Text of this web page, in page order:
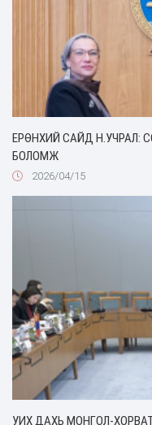
ЕРӨНХИЙ САЙД Н.УЧРАЛ:
БОЛОМЖ
2026/04/15
УИХ ДАХЬ МОНГОЛ-